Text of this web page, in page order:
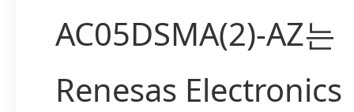
AC05DSMA(2)-AZ는
Renesas Electronics